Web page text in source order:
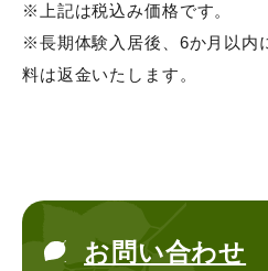
※上記は税込み価格です。
※長期体験入居後、6か月以内
料は返金いたします。
お問い合わせ